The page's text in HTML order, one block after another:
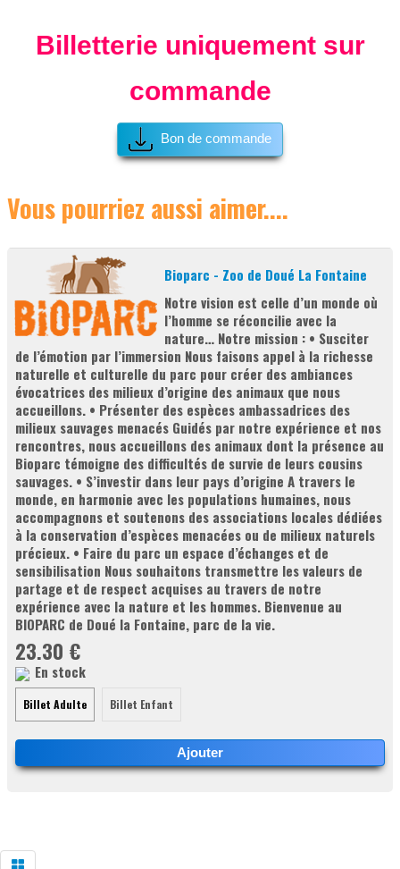
Billetterie uniquement sur
commande
Bon de commande
Vous pourriez aussi aimer....
Bioparc - Zoo de Doué La Fontaine
Notre vision est celle d’un monde où
l’homme se réconcilie avec la
nature… Notre mission : • Susciter
de l’émotion par l’immersion Nous faisons appel à la richesse
naturelle et culturelle du parc pour créer des ambiances
évocatrices des milieux d’origine des animaux que nous
accueillons. • Présenter des espèces ambassadrices des
milieux sauvages menacés Guidés par notre expérience et nos
rencontres, nous accueillons des animaux dont la présence au
Bioparc témoigne des difficultés de survie de leurs cousins
sauvages. • S’investir dans leur pays d’origine A travers le
monde, en harmonie avec les populations humaines, nous
accompagnons et soutenons des associations locales dédiées
à la conservation d’espèces menacées ou de milieux naturels
précieux. • Faire du parc un espace d’échanges et de
sensibilisation Nous souhaitons transmettre les valeurs de
partage et de respect acquises au travers de notre
expérience avec la nature et les hommes. Bienvenue au
BIOPARC de Doué la Fontaine, parc de la vie.
23.30 €
En stock
Billet Adulte Billet Enfant
Ajouter